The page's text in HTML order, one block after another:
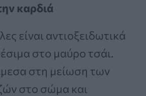
καρδιά
είναι αντιοξειδωτικά
στο μαύρο τσάι.
στη μείωση των
στο σώμα και